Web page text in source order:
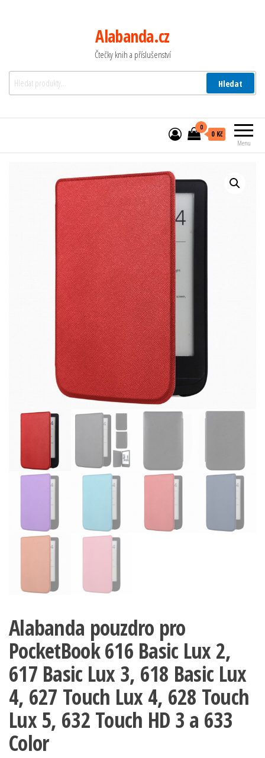
Alabanda.cz
Čtečky knih a příslušenství
Hledat:
Hledat
Menu
0
0 Kč
Alabanda pouzdro pro
PocketBook 616 Basic Lux 2,
617 Basic Lux 3, 618 Basic Lux
4, 627 Touch Lux 4, 628 Touch
Lux 5, 632 Touch HD 3 a 633
Color